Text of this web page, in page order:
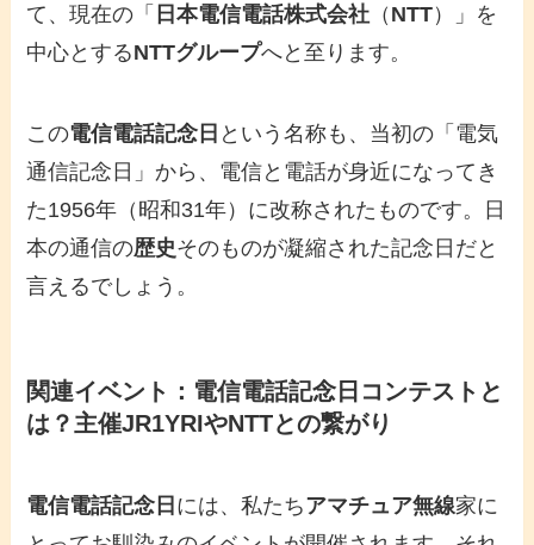
て、現在の「 日本電信電話株式会社 （ NTT）」を
中心とするNTTグループへと至ります。
この電信電話記念日 という名称も、当初の「電気
通信記念日」から、電信と電話が身近になってき
た1956年（昭和31年）に改称されたものです。日
本の通信の歴史そのものが凝縮された記念日だと
言えるでしょう。
関連イベント： 電信電話記念日コンテスト と
は？主催JR1YRIやNTTとの繋がり
電信電話記念日 には、私たちアマチュア無線家に